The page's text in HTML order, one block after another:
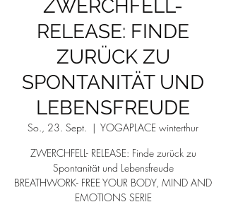
ZWERCHFELL-
RELEASE: FINDE
ZURÜCK ZU
SPONTANITÄT UND
LEBENSFREUDE
So., 23. Sept.
  |
YOGAPLACE winterthur
ZWERCHFELL- RELEASE: Finde zurück zu
Spontanität und Lebensfreude
BREATHWORK- FREE YOUR BODY, MIND AND
EMOTIONS SERIE